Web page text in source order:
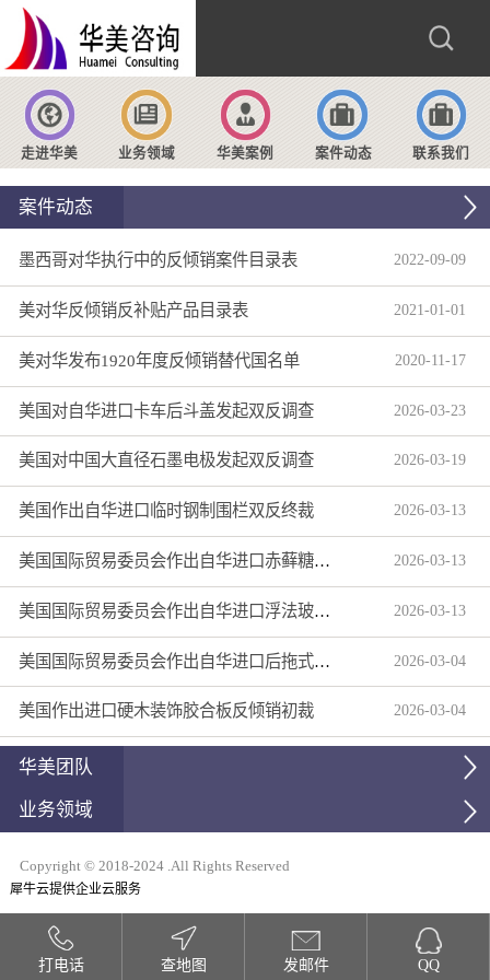
走进华美 业务领域 华美案例 案件动态 联系我们
案件动态
墨西哥对华执行中的反倾销案件目录表 2022-09-09
美对华反倾销反补贴产品目录表 2021 -01 -01
美对华发布1920年度反倾销替代国名单 2020-11 -17
美国对自华进口卡车后斗盖发起双反调查 2026-03-23
美国对中国大直径石墨电极发起双反调查 2026-03-19
美国作出自华进口临时钢制围栏双反终裁 2026-03-13
美国国际贸易委员会作出自华进口赤藓糖醇双反产业损害终裁 2026-03-13
美国国际贸易委员会作出自华进口浮法玻璃制品双反产业损害终裁 2026-03-13
美国国际贸易委员会作出自华进口后拖式草地维护设备及相关零部件第三次反倾销日落复审产业损害终裁 2026-03-04
美国作出进口硬木装饰胶合板反倾销初裁 2026-03-04
华美团队
业务领域
Copyright © 2018-2024 .All Rights Reserved
犀牛云提供企业云服务
打电话 查地图 发邮件 QQ